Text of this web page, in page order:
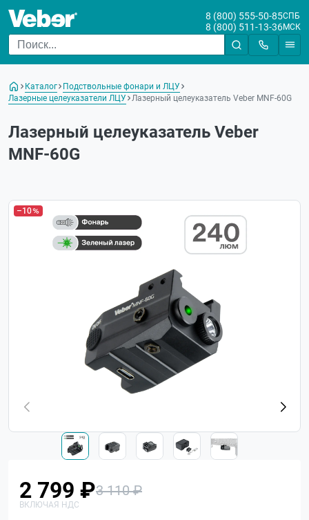
8 (800) 555-50-85СПБ
8 (800) 511-13-36МСК
Каталог
Подствольные фонари и ЛЦУ
Лазерные целеуказатели ЛЦУ
Лазерный целеуказатель Veber MNF-60G
Лазерный целеуказатель Veber
MNF-60G
–10
2 799 ₽3 110 ₽